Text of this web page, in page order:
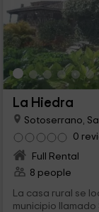
La Hiedra
Sotoserrano,
0
Full Rental
8 people
La casa rural se
municipio